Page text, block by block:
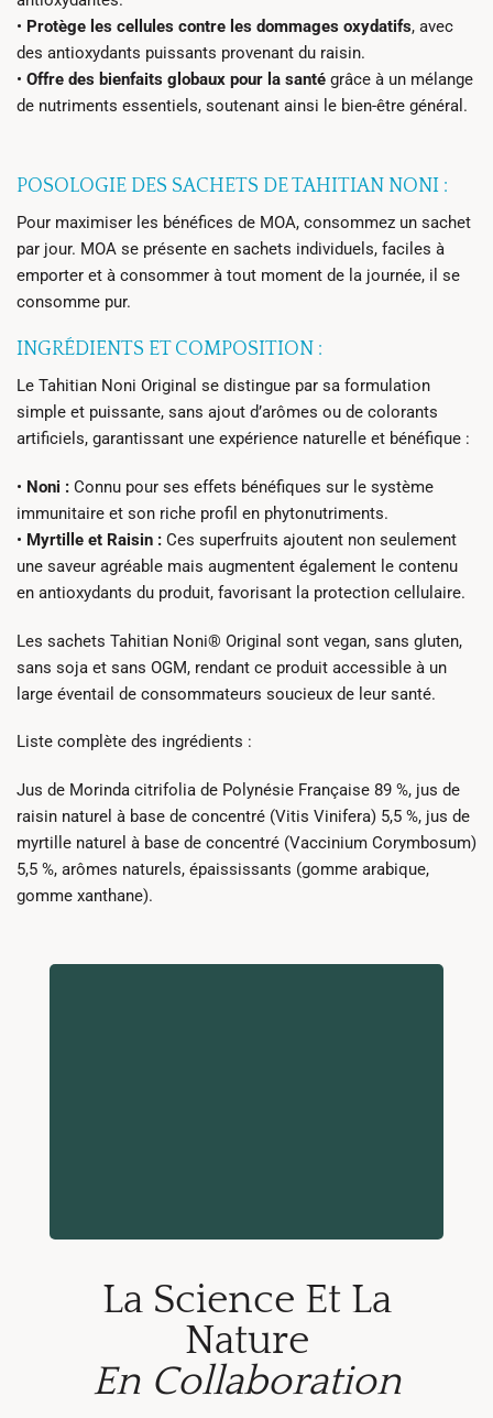
• Protège les cellules contre les dommages oxydatifs, avec
des antioxydants puissants provenant du raisin.
• Offre des bienfaits globaux pour la santé grâce à un mélange
de nutriments essentiels, soutenant ainsi le bien-être général.
POSOLOGIE DES SACHETS DE TAHITIAN NONI :
Pour maximiser les bénéfices de MOA, consommez un sachet
par jour. MOA se présente en sachets individuels, faciles à
emporter et à consommer à tout moment de la journée, il se
consomme pur.
INGRÉDIENTS ET COMPOSITION :
Le Tahitian Noni Original se distingue par sa formulation
simple et puissante, sans ajout d’arômes ou de colorants
artificiels, garantissant une expérience naturelle et bénéfique :
• Noni : Connu pour ses effets bénéfiques sur le système
immunitaire et son riche profil en phytonutriments.
• Myrtille et Raisin : Ces superfruits ajoutent non seulement
une saveur agréable mais augmentent également le contenu
en antioxydants du produit, favorisant la protection cellulaire.
Les sachets Tahitian Noni® Original sont vegan, sans gluten,
sans soja et sans OGM, rendant ce produit accessible à un
large éventail de consommateurs soucieux de leur santé.
Liste complète des ingrédients :
Jus de Morinda citrifolia de Polynésie Française 89 %, jus de
raisin naturel à base de concentré (Vitis Vinifera) 5,5 %, jus de
myrtille naturel à base de concentré (Vaccinium Corymbosum)
5,5 %, arômes naturels, épaississants (gomme arabique,
gomme xanthane).
La Science Et La
Nature
En Collaboration